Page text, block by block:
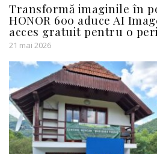
Transformă imaginile în
HONOR 600 aduce AI
acces gratuit pentru o
21 mai 2026